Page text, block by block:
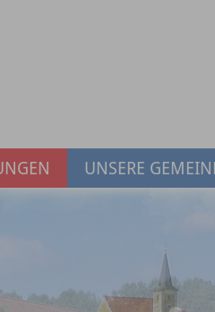
UNSERE